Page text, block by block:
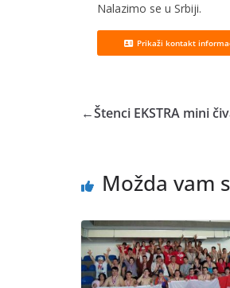
Nalazimo se u Srbiji.
Prikaži kontakt
←Štenci EKSTRA mini
Možda vam